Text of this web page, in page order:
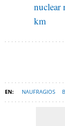
nuclear
km
NAUFRAGIOS